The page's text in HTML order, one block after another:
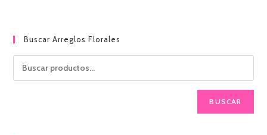
Buscar Arreglos Florales
BUSCAR